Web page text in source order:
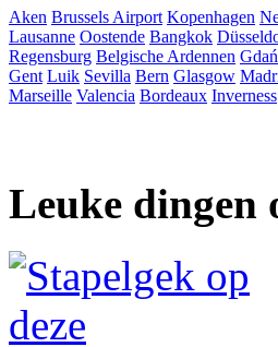
Aken Brussels Airport Kopenhagen
Lausanne Oostende Bangkok
Regensburg Belgische Ardennen
Gent Luik Sevilla Bern Glasgow
Marseille Valencia Bordeaux Inverness
Leuke dingen